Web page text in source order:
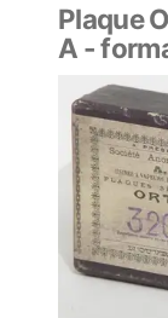
Plaque
A -